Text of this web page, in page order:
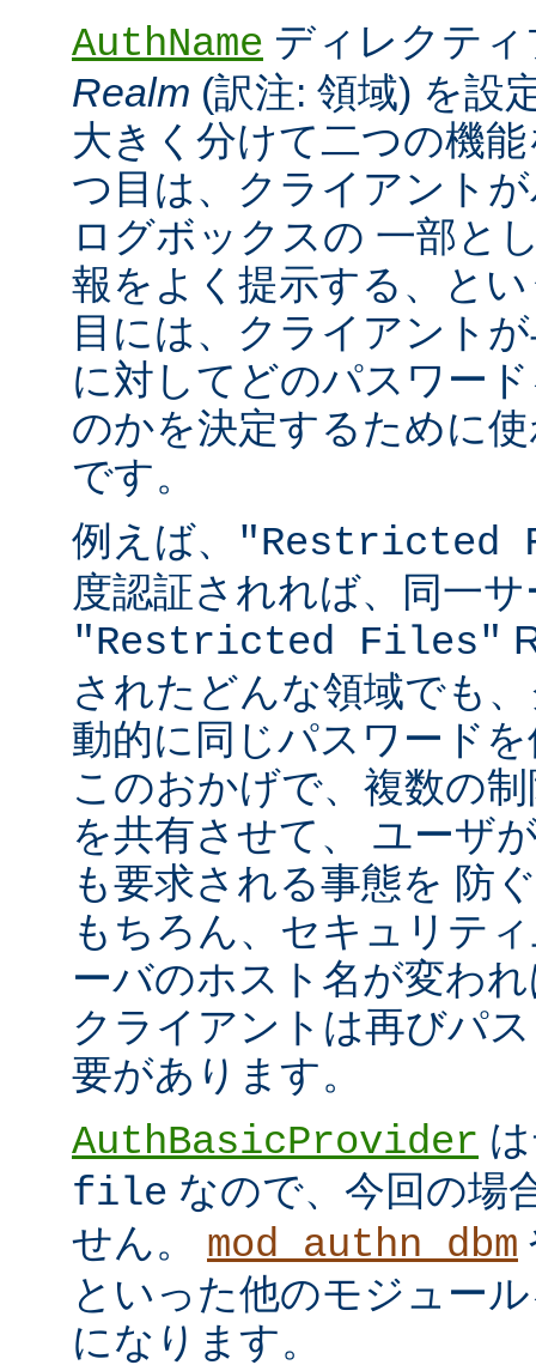
AuthName ディレクテ
Realm (訳注: 領域) を設
大きく分けて二つの機
つ目は、クライアント
ログボックスの 一部と
報をよく提示する、と
目には、クライアント
に対してどのパスワー
のかを決定するために
です。
例えば、
"Restricted
度認証されれば、同一
"Restricted Files"
されたどんな領域でも
動的に同じパスワード
このおかげで、複数の
を共有させて、 ユーザ
も要求される事態を 防
もちろん、セキュリテ
ーバのホスト名が変わ
クライアントは再びパ
要があります。
AuthBasicProvider
file なので、今回の場
せん。 mod_authn_dbm
といった他のモジュー
になります。